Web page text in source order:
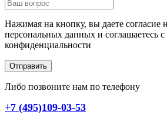
Нажимая на кнопку, вы даете согласие
персональных данных и соглашаетесь
конфиденциальности
Отправить
Либо позвоните нам по телефону
+7 (495)109-03-53